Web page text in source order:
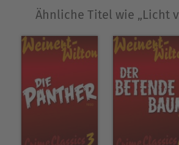
ausgeschlossen, denn
Spencer, einer der besten
Yard, wird mit der Aufklärung
bleibt, wie es scheint.
als Schurken und umgekehrt.
Verwirrspiel, das den Leser bis
Weinert-Wiltons!
Ähnliche Titel wie „Licht